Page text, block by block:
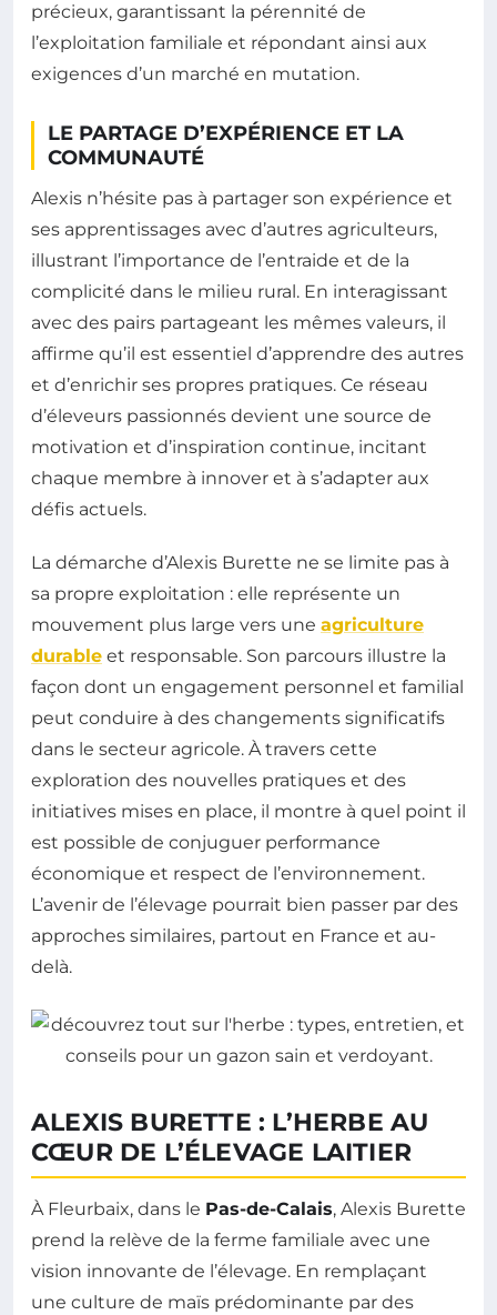
précieux, garantissant la pérennité de
l’exploitation familiale et répondant ainsi aux
exigences d’un marché en mutation.
LE PARTAGE D’EXPÉRIENCE ET LA
COMMUNAUTÉ
Alexis n’hésite pas à partager son expérience et
ses apprentissages avec d’autres agriculteurs,
illustrant l’importance de l’entraide et de la
complicité dans le milieu rural. En interagissant
avec des pairs partageant les mêmes valeurs, il
affirme qu’il est essentiel d’apprendre des autres
et d’enrichir ses propres pratiques. Ce réseau
d’éleveurs passionnés devient une source de
motivation et d’inspiration continue, incitant
chaque membre à innover et à s’adapter aux
défis actuels.
La démarche d’Alexis Burette ne se limite pas à
sa propre exploitation : elle représente un
mouvement plus large vers une agriculture
durable et responsable. Son parcours illustre la
façon dont un engagement personnel et familial
peut conduire à des changements significatifs
dans le secteur agricole. À travers cette
exploration des nouvelles pratiques et des
initiatives mises en place, il montre à quel point il
est possible de conjuguer performance
économique et respect de l’environnement.
L’avenir de l’élevage pourrait bien passer par des
approches similaires, partout en France et au-
delà.
ALEXIS BURETTE : L’HERBE AU
CŒUR DE L’ÉLEVAGE LAITIER
À Fleurbaix, dans le Pas-de-Calais, Alexis Burette
prend la relève de la ferme familiale avec une
vision innovante de l’élevage. En remplaçant
une culture de maïs prédominante par des